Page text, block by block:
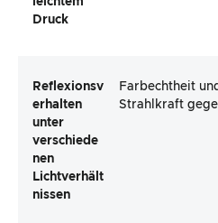
Druck
Reflexionsv
erhalten
unter
verschiede
nen
Lichtverhält
nissen
Farbechtheit
Strahlkraft